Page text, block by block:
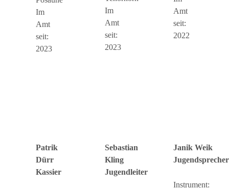
Im
Amt
seit:
2023
Im
Amt
seit:
2023
Amt
seit:
2022
Patrik
Dürr
Kassier
Sebastian
Kling
Jugendleiter
Janik Weik
Jugendsprecher
Instrument: